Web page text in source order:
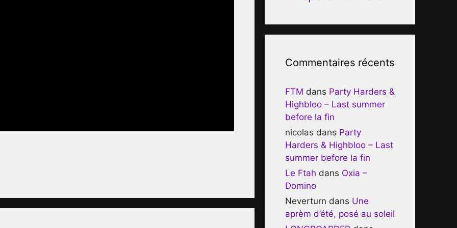
Commentaires récents
FTM dans Party Harders &
Highbloo – Last summer
before la fin
nicolas dans Party
Harders & Highbloo – Last
summer before la fin
Le Ftah dans Oxia –
Domino
Neverturn dans Une
aprèm d’été, posé au soleil